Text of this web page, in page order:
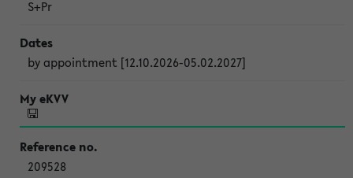
S+Pr
by appointment [12.10.2026-05.02.2027]
209528